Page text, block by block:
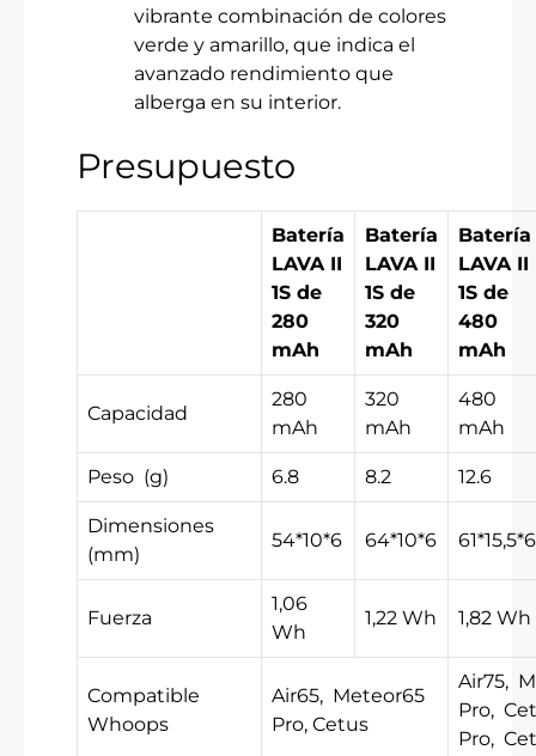
vibrante combinación de colores
verde y amarillo, que indica el
avanzado rendimiento que
alberga en su interior.
Presupuesto
Batería
LAVA II
1S de
280
mAh
Batería
LAVA II
1S de
320
mAh
Batería
LAVA II
1S de
480
mAh
Capacidad
280
mAh
320
mAh
480
mAh
Peso (g) 6.8 8.2 12.6
Dimensiones
(mm)
54*10*6 64*10*6 61*15,5*6
Fuerza
1,06
Wh
1,22 Wh 1,82 Wh
Compatible
Whoops
Air65, Meteor65
Pro, Cetus
Air75,
Pro,
Pro,